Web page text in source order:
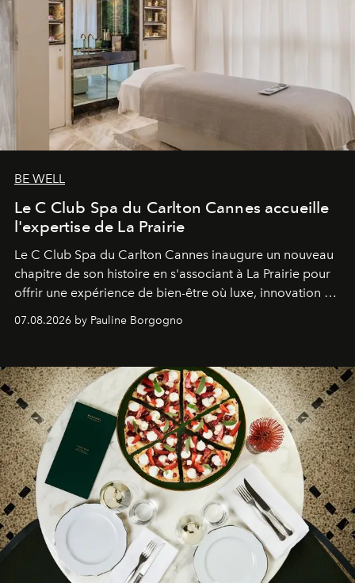
BE WELL
Le C Club Spa du Carlton Cannes accueille
l'expertise de La Prairie
Le C Club Spa du Carlton Cannes inaugure un nouveau
chapitre de son histoire en s'associant à La Prairie pour
offrir une expérience de bien-être où luxe, innovation et
07.08.2026 by Pauline Borgogno